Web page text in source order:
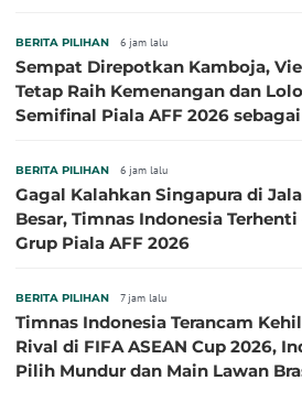
BERITA PILIHAN 6 jam lalu
Sempat Direpotkan Kamboja,
Tetap Raih Kemenangan dan
Semifinal Piala AFF 2026
BERITA PILIHAN 6 jam lalu
Gagal Kalahkan Singapura di
Besar, Timnas Indonesia Terhenti
Grup Piala AFF 2026
BERITA PILIHAN 7 jam lalu
Timnas Indonesia Terancam
Rival di FIFA ASEAN Cup 2026,
Pilih Mundur dan Main Lawan